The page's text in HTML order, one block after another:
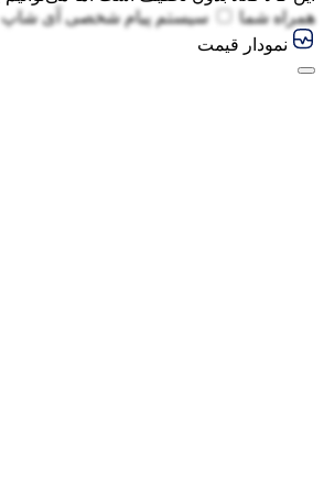
همراه شما
سیستم پیام شخصی آی شاپ
نمودار قیمت